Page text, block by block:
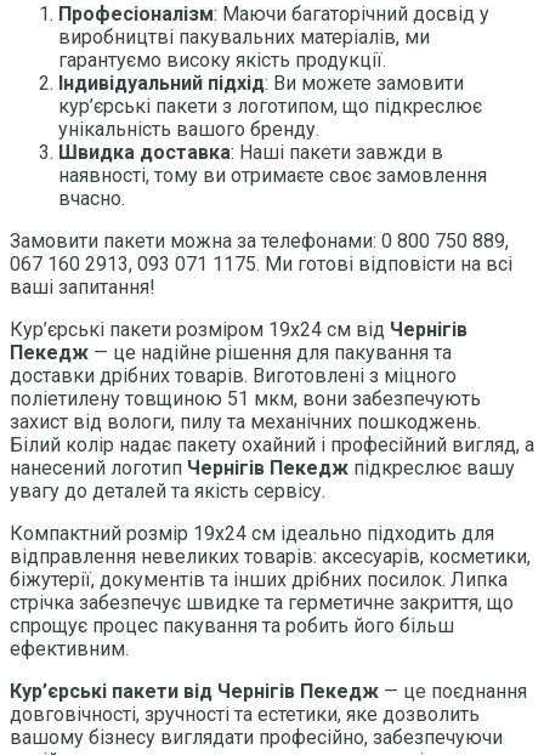
Професіоналізм: Маючи багаторічний досвід у
виробництві пакувальних матеріалів, ми
гарантуємо високу якість продукції.
Індивідуальний підхід: Ви можете замовити
кур’єрські пакети з логотипом, що підкреслює
унікальність вашого бренду.
Швидка доставка: Наші пакети завжди в
наявності, тому ви отримаєте своє замовлення
вчасно.
Замовити пакети можна за телефонами: 0 800 750 889,
067 160 2913, 093 071 1175. Ми готові відповісти на всі
ваші запитання!
Кур’єрські пакети розміром 19х24 см від Чернігів
Пекедж — це надійне рішення для пакування та
доставки дрібних товарів. Виготовлені з міцного
поліетилену товщиною 51 мкм, вони забезпечують
захист від вологи, пилу та механічних пошкоджень.
Білий колір надає пакету охайний і професійний вигляд, а
нанесений логотип Чернігів Пекедж підкреслює вашу
увагу до деталей та якість сервісу.
Компактний розмір 19х24 см ідеально підходить для
відправлення невеликих товарів: аксесуарів, косметики,
біжутерії, документів та інших дрібних посилок. Липка
стрічка забезпечує швидке та герметичне закриття, що
спрощує процес пакування та робить його більш
ефективним.
Кур’єрські пакети від Чернігів Пекедж — це поєднання
довговічності, зручності та естетики, яке дозволить
вашому бізнесу виглядати професійно, забезпечуючи